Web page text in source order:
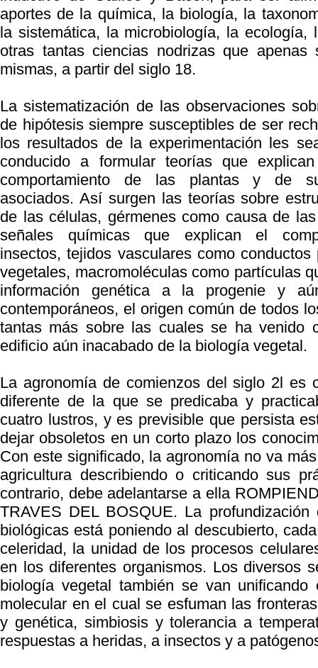
aportes de la química, la biología, la
la sistemática, la microbiología, la ecología,
otras tantas ciencias nodrizas que apenas
mismas, a partir del siglo 18.
La sistematización de las observaciones
de hipótesis siempre susceptibles de ser
los resultados de la experimentación les
conducido a formular teorías que
comportamiento de las plantas y de
asociados. Así surgen las teorías sobre
de las células, gérmenes como causa de
señales químicas que explican el
insectos, tejidos vasculares como
vegetales, macromoléculas como partículas
información genética a la progenie y
contemporáneos, el origen común de todos
tantas más sobre las cuales se ha venido
edificio aún inacabado de la biología vegetal.
La agronomía de comienzos del siglo 2l es
diferente de la que se predicaba y
cuatro lustros, y es previsible que persista
dejar obsoletos en un corto plazo los
Con este significado, la agronomía no va
agricultura describiendo o criticando sus
contrario, debe adelantarse a ella
TRAVES DEL BOSQUE. La
biológicas está poniendo al descubierto,
celeridad, la unidad de los procesos
en los diferentes organismos. Los diversos
biología vegetal también se van unificando
molecular en el cual se esfuman las
y genética, simbiosis y tolerancia a
respuestas a heridas, a insectos y a